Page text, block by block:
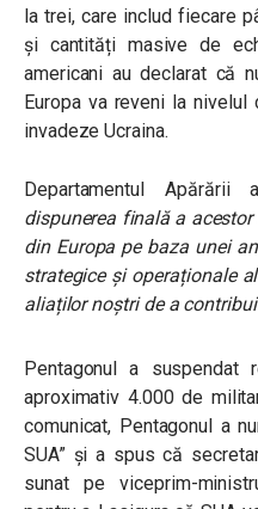
la trei, care includ fiecare
și cantități masive de
americani au declarat că
Europa va reveni la nivelul
invadeze Ucraina.
Departamentul
dispunerea finală a
din Europa pe baza unei
strategice și operaționale
aliaților noștri de a
Pentagonul a
aproximativ 4.000 de
comunicat, Pentagonul a
SUA” și a spus că
sunat pe viceprim-